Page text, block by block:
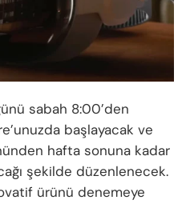
sabah 8:00’den
başlayacak ve
hafta sonuna kadar
şekilde düzenlenecek.
ürünü denemeye